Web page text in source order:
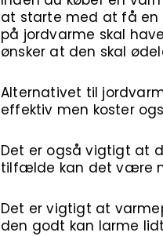
at starte med at få en
på jordvarme skal
ønsker at den skal
Alternativet til
effektiv men koster
Det er også vigtigt at
tilfælde kan det være
Det er vigtigt at
den godt kan larme